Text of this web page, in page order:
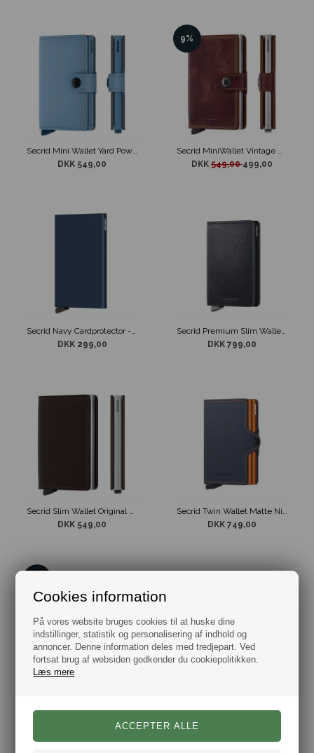
Cookies information
På vores website bruges cookies til at huske dine
indstillinger, statistik og personalisering af indhold og
annoncer. Denne information deles med tredjepart. Ved
fortsat brug af websiden godkender du cookiepolitikken.
Læs mere
Secrid Mini Wallet Yard Powder Sky Blue
DKK 549,00
9%
Secrid MiniWallet Vintage Brown
DKK549,00499,00
Secrid Navy Cardprotector - Kortholder Navy
DKK 299,00
Secrid Premium Slim Wallet Basco Navy
DKK 799,00
DKK 549,00
DKK 749,00